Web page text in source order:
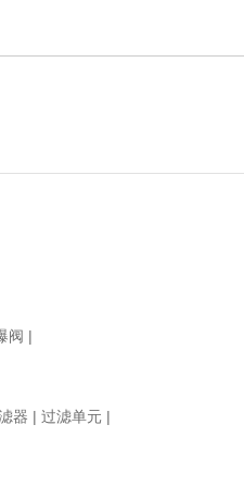
阀 |
器 | 过滤单元 |